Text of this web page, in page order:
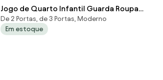
Jogo de Quarto Infantil Guarda Roupa
e Cômoda Pérola Branco - Phoenix
De 2 Portas, de 3 Portas, Moderno
Em estoque